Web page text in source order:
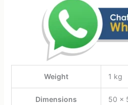
Weight 1 kg
Dimensions 50 ×